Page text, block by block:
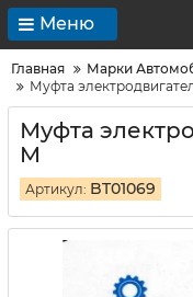
Меню
Главная Марки
Муфта
Муфта
M
Артикул: BT01069